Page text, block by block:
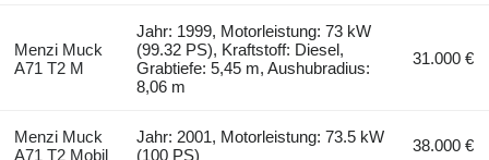
Menzi Muck
A71 T2 M
Jahr: 1999, Motorleistung: 73 kW
(99.32 PS), Kraftstoff: Diesel,
Grabtiefe: 5,45 m, Aushubradius:
8,06 m
31.000 €
Menzi Muck
A71 T2 Mobil
Jahr: 2001, Motorleistung: 73.5 kW
(100 PS)
38.000 €